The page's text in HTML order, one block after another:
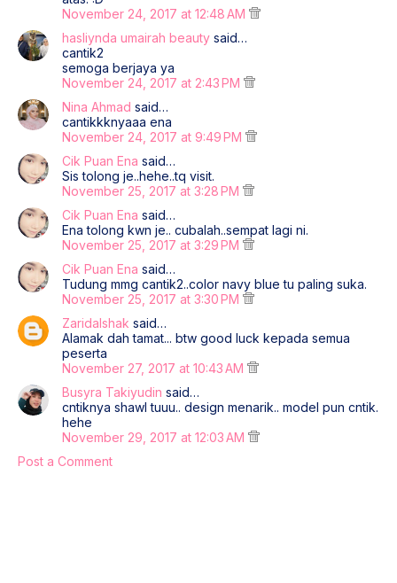
November 24, 2017 at 12:48 AM
hasliynda umairah beauty said…
cantik2
semoga berjaya ya
November 24, 2017 at 2:43 PM
Nina Ahmad said…
cantikkknyaaa ena
November 24, 2017 at 9:49 PM
Cik Puan Ena said…
Sis tolong je..hehe..tq visit.
November 25, 2017 at 3:28 PM
Cik Puan Ena said…
Ena tolong kwn je.. cubalah..sempat lagi ni.
November 25, 2017 at 3:29 PM
Cik Puan Ena said…
Tudung mmg cantik2..color navy blue tu paling suka.
November 25, 2017 at 3:30 PM
ZaridaIshak said…
Alamak dah tamat... btw good luck kepada semua
peserta
November 27, 2017 at 10:43 AM
Busyra Takiyudin said…
cntiknya shawl tuuu.. design menarik.. model pun cntik.
hehe
November 29, 2017 at 12:03 AM
Post a Comment